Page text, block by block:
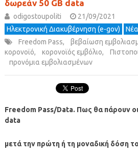
δωρεάν 50 GB data
odigostoupoliti
21/09/2021
Ηλεκτρονική Διακυβέρνηση (e-gov)
Freedom Pass, βεβαίωση
κορονοϊό, κορονοϊός εμβόλιο,
προνόμια εμβολιασμένων
Freedom Pass/Data. Πως θα πάρουν
data
μετά την πρώτη ή τη μοναδική δόση